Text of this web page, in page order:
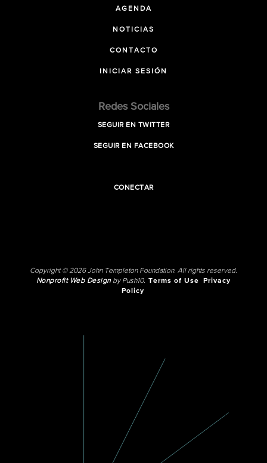
AGENDA
NOTICIAS
CONTACTO
INICIAR SESIÓN
Redes Sociales
SEGUIR EN TWITTER
SEGUIR EN FACEBOOK
CONECTAR
Copyright © 2026 John Templeton Foundation. All rights reserved.
Nonprofit Web Designby Push10. Terms of Use
Privacy
Policy